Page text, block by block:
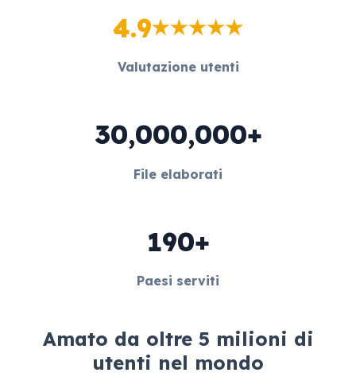
4.9
Valutazione utenti
30,000,000+
File elaborati
190+
Paesi serviti
Amato da oltre 5 milioni di
utenti nel mondo